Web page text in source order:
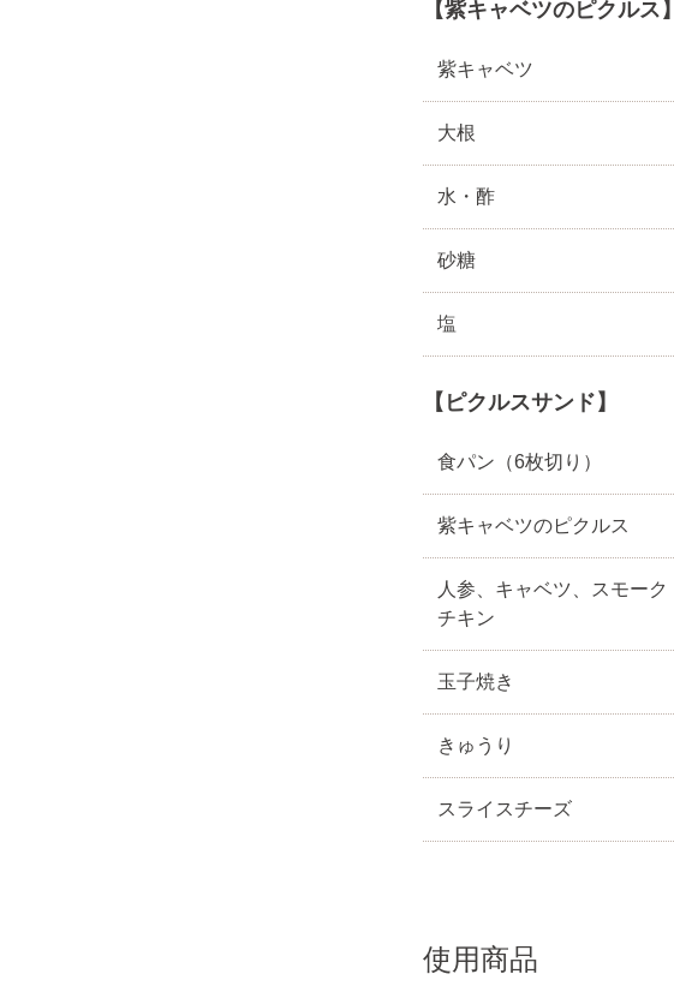
【紫キャベツのピクルス】
紫キャベツ
大根
水・酢
砂糖
塩
【ピクルスサンド】
食パン（6枚切り）
紫キャベツのピクルス
人参、キャベツ、スモーク
チキン
玉子焼き
きゅうり
スライスチーズ
使用商品